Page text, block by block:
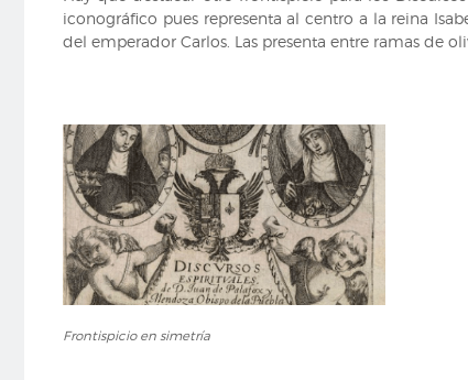
iconográfico pues representa al centro a la reina
del emperador Carlos. Las presenta entre ramas de
en
Frontispicio en simetría